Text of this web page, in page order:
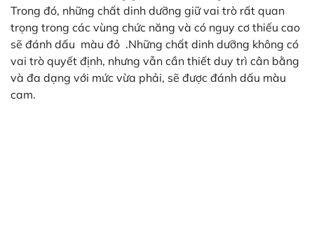
Trong đó, những chất dinh dưỡng giữ vai trò rất quan
trọng trong các vùng chức năng và có nguy cơ thiếu cao
sẽ đánh dấu màu đỏ .Những chất dinh dưỡng không có
vai trò quyết định, nhưng vẫn cần thiết duy trì cân bằng
và đa dạng với mức vừa phải, sẽ được đánh dấu màu
cam.